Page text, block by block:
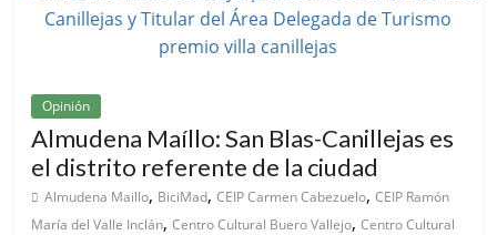
Opinión
Almudena Maíllo: San Blas-Canillejas es
el distrito referente de la ciudad
Almudena Maillo, BiciMad,CEIP Carmen Cabezuelo,CEIP Ramón
María del Valle Inclán,Centro Cultural Buero Vallejo,Centro Cultural